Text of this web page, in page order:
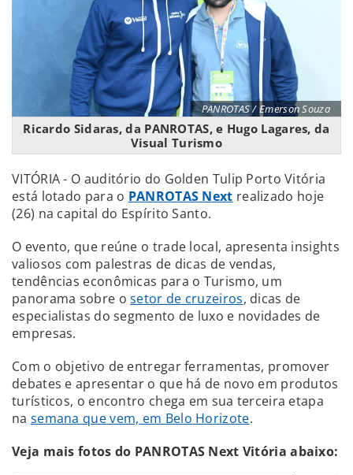
PANROTAS / Emerson Souza
Ricardo Sidaras, da PANROTAS, e Hugo Lagares, da
Visual Turismo
VITÓRIA - O auditório do Golden Tulip Porto Vitória
está lotado para o PANROTAS Next realizado hoje
(26) na capital do Espírito Santo.
O evento, que reúne o trade local, apresenta insights
valiosos com palestras de dicas de vendas,
tendências econômicas para o Turismo, um
panorama sobre osetor de cruzeiros, dicas de
especialistas do segmento de luxo e novidades de
empresas.
Com o objetivo de entregar ferramentas, promover
debates e apresentar o que há de novo em produtos
turísticos, o encontro chega em sua terceira etapa
na semana que vem, em Belo Horizote.
Veja mais fotos do PANROTAS Next Vitória abaixo: